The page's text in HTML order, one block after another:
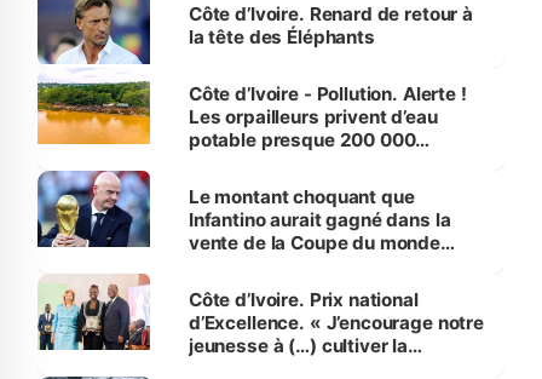
Côte d’Ivoire. Renard de retour à
la tête des Éléphants
Côte d’Ivoire - Pollution. Alerte !
Les orpailleurs privent d’eau
potable presque 200 000
Le montant choquant que
Infantino aurait gagné dans la
vente de la Coupe du monde
Côte d’Ivoire. Prix national
d’Excellence. « J’encourage notre
jeunesse à (…) cultiver la